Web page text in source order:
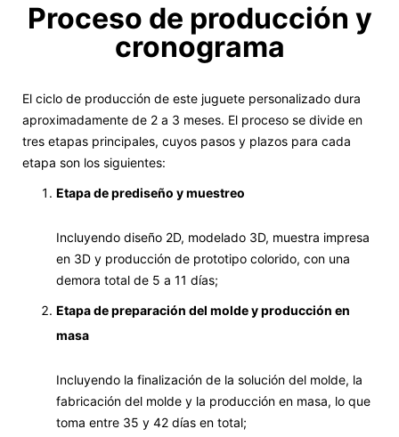
Proceso de producción y
cronograma
El ciclo de producción de este juguete personalizado dura
aproximadamente de 2 a 3 meses. El proceso se divide en
tres etapas principales, cuyos pasos y plazos para cada
etapa son los siguientes:
Etapa de prediseño y muestreo
Incluyendo diseño 2D, modelado 3D, muestra impresa
en 3D y producción de prototipo colorido, con una
demora total de 5 a 11 días;
Etapa de preparación del molde y producción en
masa
Incluyendo la finalización de la solución del molde, la
fabricación del molde y la producción en masa, lo que
toma entre 35 y 42 días en total;